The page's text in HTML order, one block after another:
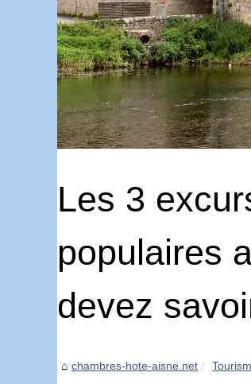
Les 3
populaires
devez
chambres-hote-aisne.net